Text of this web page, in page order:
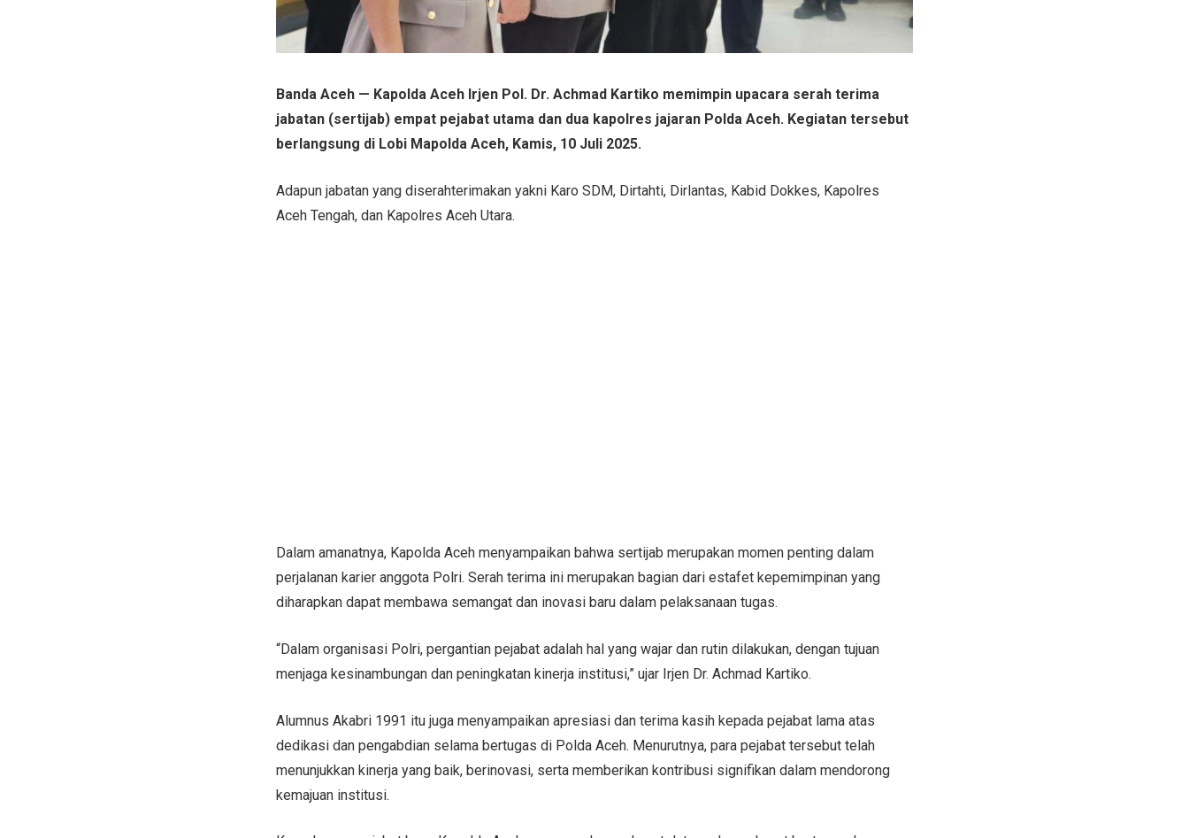
Banda Aceh — Kapolda Aceh Irjen Pol. Dr. Achmad Kartiko memimpin upacara serah terima
jabatan (sertijab) empat pejabat utama dan dua kapolres jajaran Polda Aceh. Kegiatan tersebut
berlangsung di Lobi Mapolda Aceh, Kamis, 10 Juli 2025.
Adapun jabatan yang diserahterimakan yakni Karo SDM, Dirtahti, Dirlantas, Kabid Dokkes, Kapolres
Aceh Tengah, dan Kapolres Aceh Utara.
Dalam amanatnya, Kapolda Aceh menyampaikan bahwa sertijab merupakan momen penting dalam
perjalanan karier anggota Polri. Serah terima ini merupakan bagian dari estafet kepemimpinan yang
diharapkan dapat membawa semangat dan inovasi baru dalam pelaksanaan tugas.
“Dalam organisasi Polri, pergantian pejabat adalah hal yang wajar dan rutin dilakukan, dengan tujuan
menjaga kesinambungan dan peningkatan kinerja institusi,” ujar Irjen Dr. Achmad Kartiko.
Alumnus Akabri 1991 itu juga menyampaikan apresiasi dan terima kasih kepada pejabat lama atas
dedikasi dan pengabdian selama bertugas di Polda Aceh. Menurutnya, para pejabat tersebut telah
menunjukkan kinerja yang baik, berinovasi, serta memberikan kontribusi signifikan dalam mendorong
kemajuan institusi.